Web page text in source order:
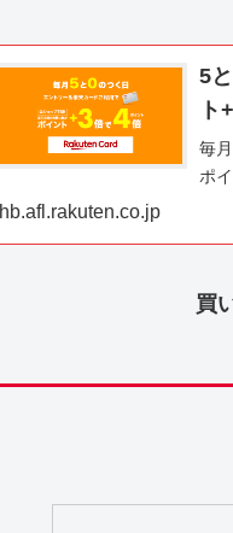
5
毎
ポ
hb.afl.rakuten.co.jp
買